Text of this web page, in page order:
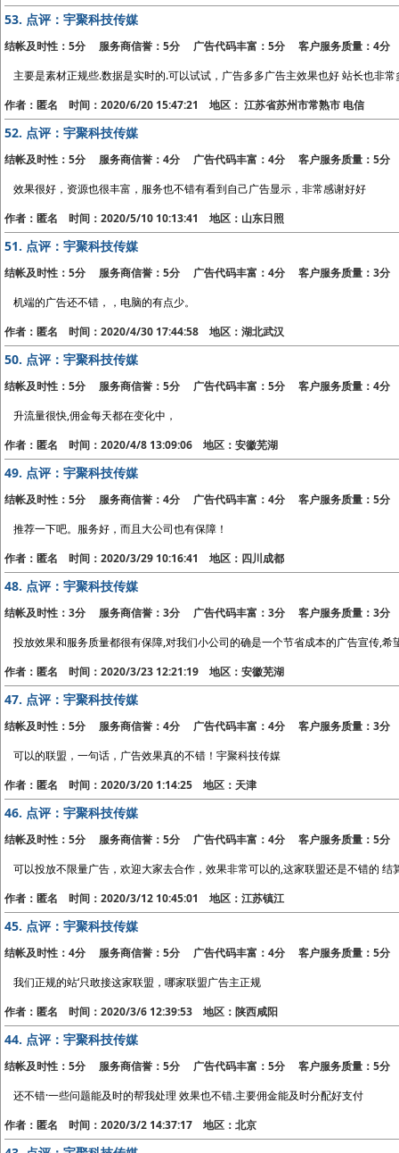
53. 点评：宇聚科技传媒
结帐及时性：5分 服务商信誉：5分 广告代码丰富：5分 客户服务质量：4分
主要是素材正规些.数据是实时的.可以试试，广告多多广告主效果也好 站长也非
作者：匿名 时间：2020/6/20 15:47:21 地区： 江苏省苏州市常熟市 电信
52. 点评：宇聚科技传媒
结帐及时性：5分 服务商信誉：4分 广告代码丰富：4分 客户服务质量：5分
效果很好，资源也很丰富，服务也不错有看到自己广告显示，非常感谢好好
作者：匿名 时间：2020/5/10 10:13:41 地区：山东日照
51. 点评：宇聚科技传媒
结帐及时性：5分 服务商信誉：5分 广告代码丰富：4分 客户服务质量：3分
机端的广告还不错，，电脑的有点少。
作者：匿名 时间：2020/4/30 17:44:58 地区：湖北武汉
50. 点评：宇聚科技传媒
结帐及时性：5分 服务商信誉：5分 广告代码丰富：5分 客户服务质量：4分
升流量很快,佣金每天都在变化中，
作者：匿名 时间：2020/4/8 13:09:06 地区：安徽芜湖
49. 点评：宇聚科技传媒
结帐及时性：5分 服务商信誉：4分 广告代码丰富：4分 客户服务质量：5分
推荐一下吧。服务好，而且大公司也有保障！
作者：匿名 时间：2020/3/29 10:16:41 地区：四川成都
48. 点评：宇聚科技传媒
结帐及时性：3分 服务商信誉：3分 广告代码丰富：3分 客户服务质量：3分
投放效果和服务质量都很有保障,对我们小公司的确是一个节省成本的广告宣传,希
作者：匿名 时间：2020/3/23 12:21:19 地区：安徽芜湖
47. 点评：宇聚科技传媒
结帐及时性：5分 服务商信誉：4分 广告代码丰富：4分 客户服务质量：3分
可以的联盟，一句话，广告效果真的不错！宇聚科技传媒
作者：匿名 时间：2020/3/20 1:14:25 地区：天津
46. 点评：宇聚科技传媒
结帐及时性：5分 服务商信誉：5分 广告代码丰富：4分 客户服务质量：5分
可以投放不限量广告，欢迎大家去合作，效果非常可以的,这家联盟还是不错的 结
作者：匿名 时间：2020/3/12 10:45:01 地区：江苏镇江
45. 点评：宇聚科技传媒
结帐及时性：4分 服务商信誉：5分 广告代码丰富：4分 客户服务质量：5分
我们正规的站‘只敢接这家联盟，哪家联盟广告主正规
作者：匿名 时间：2020/3/6 12:39:53 地区：陕西咸阳
44. 点评：宇聚科技传媒
结帐及时性：5分 服务商信誉：5分 广告代码丰富：5分 客户服务质量：5分
还不错·一些问题能及时的帮我处理 效果也不错.主要佣金能及时分配好支付
作者：匿名 时间：2020/3/2 14:37:17 地区：北京